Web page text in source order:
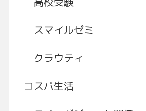
スマイルゼミ
クラウティ
コスパ生活